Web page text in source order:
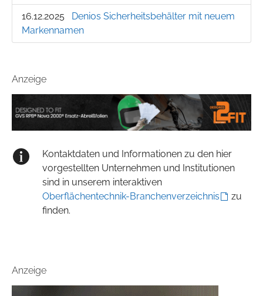
16.12.2025
Denios Sicherheitsbehälter mit neuem
Markennamen
Anzeige
Kontaktdaten und Informationen zu den hier
vorgestellten Unternehmen und Institutionen
sind in unserem interaktiven
Oberflächentechnik-Branchenverzeichnis
zu
finden.
Anzeige